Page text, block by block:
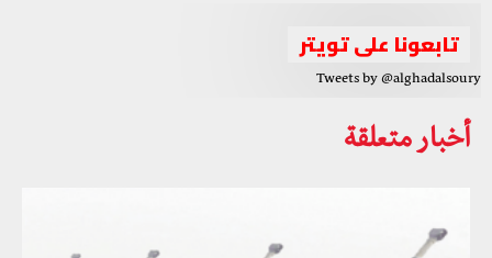
تابعونا على تويتر
Tweets by @alghadalsoury
أخبار متعلقة